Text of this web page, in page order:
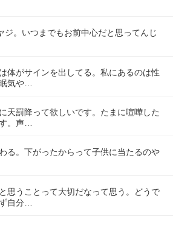
ジ。いつまでもお前中心だと思ってんじ
体がサインを出してる。私にあるのは性
気や…
天罰降って欲しいです。たまに喧嘩した
。声…
る。下がったからって子供に当たるのや
思うことって大切だなって思う。どうで
自分…